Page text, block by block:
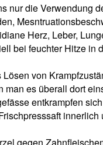
nur die Verwendung
Herz, Leber,
bei feuchter Hitze
von
es überall dort
entkrampfen
gegen